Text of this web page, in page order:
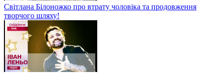
Світлана Білоножко про втрату чоловіка та продовження
творчого шляху!